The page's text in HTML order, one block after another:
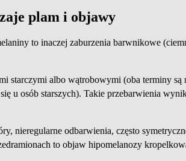
plam i objawy
to inaczej zaburzenia barwnikowe
starczymi albo wątrobowymi (oba terminy
u osób starszych). Takie przebarwienia
nieregularne odbarwienia, często
to objaw hipomelanozy